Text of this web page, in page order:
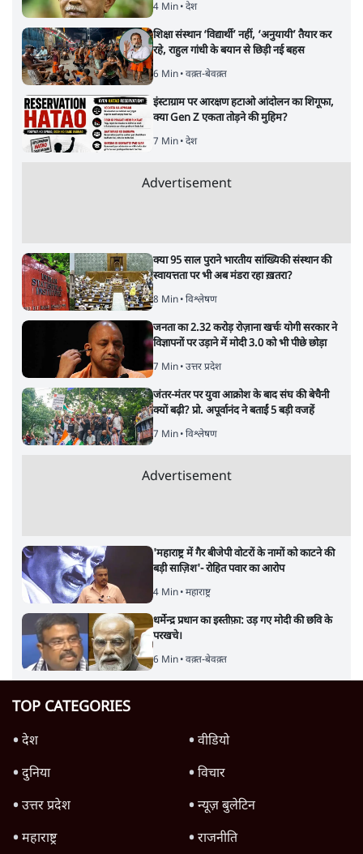
4 Min• देश
शिक्षा संस्थान ‘विद्यार्थी’ नहीं, ‘अनुयायी’ तैयार कर
रहे, राहुल गांधी के बयान से छिड़ी नई बहस
6 Min• वक़्त-बेवक़्त
इंस्टाग्राम पर आरक्षण हटाओ आंदोलन का शिगूफा,
क्या Gen Z एकता तोड़ने की मुहिम?
7 Min• देश
Advertisement
क्या 95 साल पुराने भारतीय सांख्यिकी संस्थान की
स्वायत्तता पर भी अब मंडरा रहा ख़तरा?
8 Min• विश्लेषण
जनता का 2.32 करोड़ रोज़ाना खर्चः योगी सरकार ने
विज्ञापनों पर उड़ाने में मोदी 3.0 को भी पीछे छोड़ा
7 Min• उत्तर प्रदेश
जंतर-मंतर पर युवा आक्रोश के बाद संघ की बेचैनी
क्यों बढ़ी? प्रो. अपूर्वानंद ने बताईं 5 बड़ी वजहें
7 Min• विश्लेषण
Advertisement
'महाराष्ट्र में गैर बीजेपी वोटरों के नामों को काटने की
बड़ी साज़िश'- रोहित पवार का आरोप
4 Min• महाराष्ट्र
धर्मेन्द्र प्रधान का इस्तीफ़ा: उड़ गए मोदी की छवि के
परखचे।
6 Min• वक़्त-बेवक़्त
TOP CATEGORIES
देश
वीडियो
दुनिया
विचार
उत्तर प्रदेश
न्यूज़ बुलेटिन
महाराष्ट्र
राजनीति